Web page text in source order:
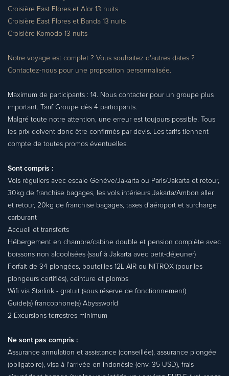
Croisière East Flores et Alor 13 nuits
Croisière East Flores et Banda 13 nuits
Croisière Komodo 13 nuits
Notre voyage est complet ? Vous souhaitez d'autres dates ?
Contactez-nous pour une proposition personnalisée.
Maximum de participants : 14. Nous contacter pour un groupe plus
important. Tarif Groupe dès 4 participants.
Malgré toute notre attention, une erreur est toujours possible. Tous
les prix doivent donc être confirmés par devis. Les tarifs tiennent
compte de toutes promos éventuelles.
Sont compris :
Vols réguliers avec escale Genève/Jakarta ou Paris/Jakarta et retour,
30kg de franchise bagages, les vols intérieurs Jakarta/Ambon aller
et retour, 20kg de franchise bagages, taxes d'aéroport et surcharge
carburant
Accueil et transferts
Hébergement en chambre/cabine double et pension complète avec
boissons non alcoolisées (sauf à Jakarta avec petit-déjeuner)
Forfait de 34 plongées, bouteilles 12L AIR ou NITROX (pour les
plongeurs certifiés), ceinture et plombs
Wifi via Starlink - gratuit (sous réserve de fonctionnement)
Guide(s) francophone(s) Abyssworld
2 Excursions terrestres minimum
Ne sont pas compris :
Assurance annulation et assistance (conseillée), assurance plongée
(obligatoire), visa à l'arrivée en Indonésie (env. 35 USD), frais